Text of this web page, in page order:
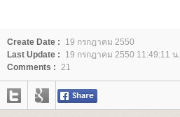
Create Date :
19 กรกฎาคม 2550
Last Update :
19 กรกฎาคม 2550 11:49:11 น.
Comments : 21